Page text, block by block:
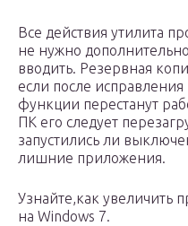
Все действия утилита
не нужно
вводить. Резервная
если после
функции перестанут
ПК его следует
запустились ли
лишние приложения.
Узнайте,­­как увеличить
на Windows 7.